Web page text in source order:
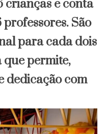
crianças e conta
São
para cada dois
permite,
dedicação com